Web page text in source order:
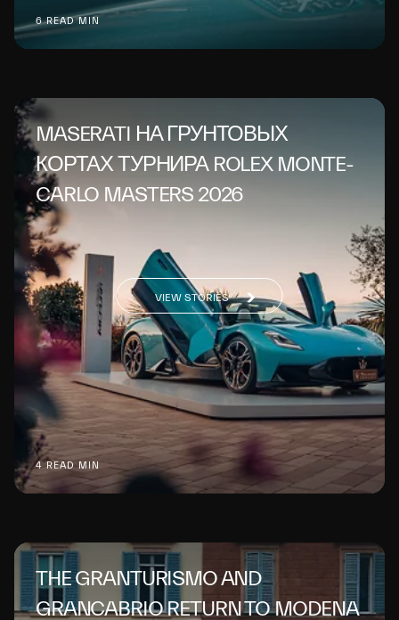
6 READ MIN
MASERATI НА ГРУНТОВЫХ
КОРТАХ ТУРНИРА ROLEX MONTE-
CARLO MASTERS 2026
4 READ MIN
VIEW STORIES
THE GRANTURISMO AND
GRANCABRIO RETURN TO MODENA